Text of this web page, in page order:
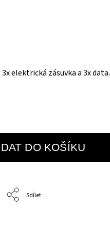
elektrická zásuvka a 3x data.
DO KOŠÍKU
Sdílet